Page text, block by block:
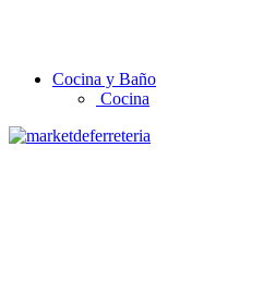
Cocina y Baño
Cocina